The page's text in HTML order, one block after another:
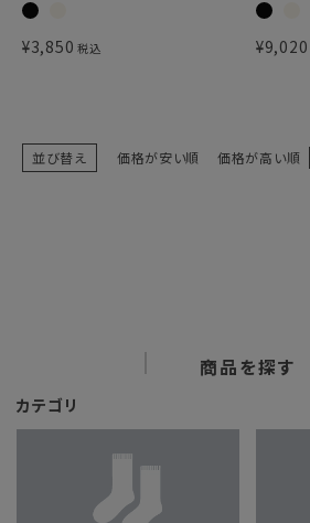
¥3,850 税込 ¥9,020
並び替え 価格が安い順 価格が高い順
商品を探す
カテゴリ